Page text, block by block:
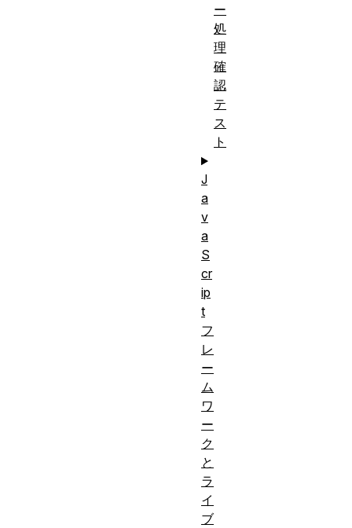
ー
処
理
確
認
テ
ス
ト
J
a
v
a
S
cr
ip
t
フ
レ
ー
ム
ワ
ー
ク
と
ラ
イ
ブ